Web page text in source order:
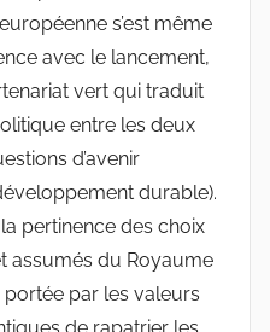
s’est même
avec le lancement,
vert qui traduit
entre les deux
d’avenir
durable).
pertinence des choix
assumés du Royaume
par les valeurs